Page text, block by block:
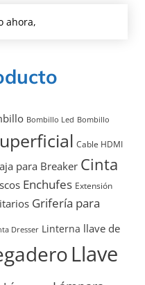
ahora,
Bombillo Led Bombillo
Cable HDMI
para Breaker Cinta
Enchufes Extensión
Grifería para
Dresser Linterna llave de
Llave